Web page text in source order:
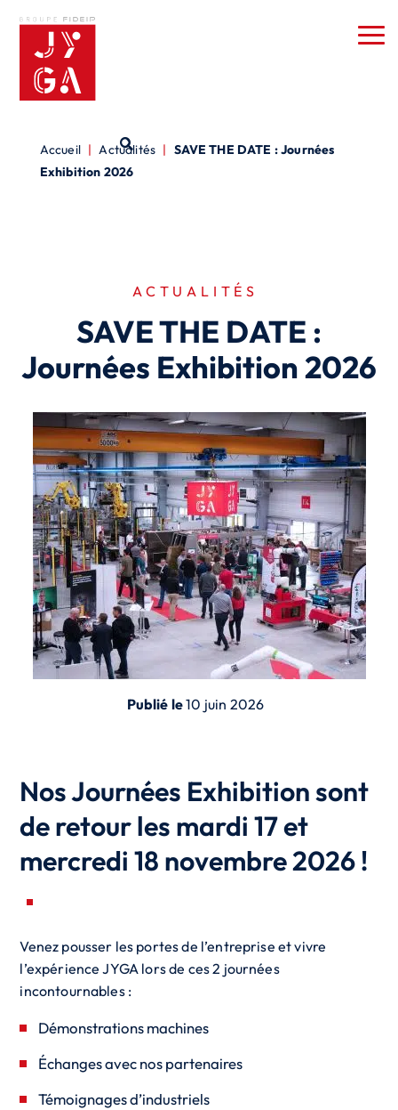
Accueil | Actualités | SAVE THE DATE : Journées
Exhibition 2026
ACTUALITÉS
SAVE THE DATE :
Journées Exhibition 2026
Publié le10 juin 2026
Nos Journées Exhibition sont
de retour les mardi 17 et
mercredi 18 novembre 2026 !
Venez pousser les portes de l’entreprise et vivre
l’expérience JYGA lors de ces 2 journées
incontournables :
Démonstrations machines
Échanges avec nos partenaires
Témoignages d’industriels